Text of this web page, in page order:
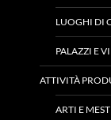
LUOGHI DI
PALAZZI E
ATTIVITÀ
ARTI E